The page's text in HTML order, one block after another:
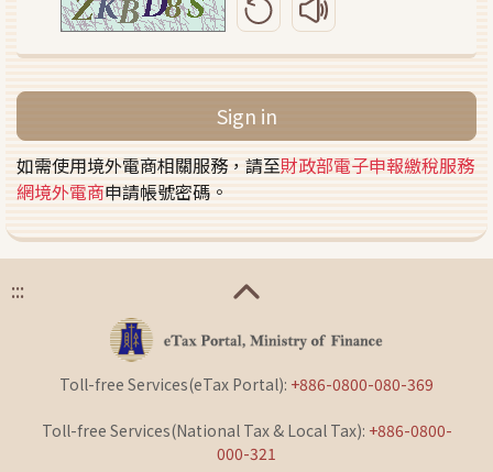
Refresh validation code
Play validation code
Sign in
如需使用境外電商相關服務，請至財政部電子申報繳稅服務
網境外電商申請帳號密碼。
:::
Toll-free Services(eTax Portal): +886-0800-080-369
Toll-free Services(National Tax & Local Tax): +886-0800-
000-321